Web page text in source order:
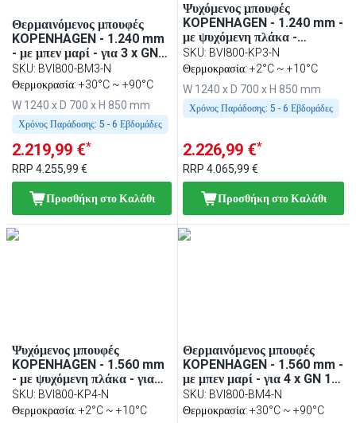
Θερμαινόμενος μπουφές
KOPENHAGEN - 1.240 mm
- με μπεν μαρί - για 3 x GN
1/1 - ανοξείδωτο ατσάλι
SKU: BVI800-BM3-N
Θερμοκρασία: +30°C ~ +90°C
W 1240 x D 700 x H 850 mm
Χρόνος Παράδοσης: 5 - 6 Εβδομάδες
2.219,99 €*
RRP 4.255,99 €
Προσθήκη στο Καλάθι
Ψυχόμενος μπουφές
KOPENHAGEN - 1.240 mm -
με ψυχόμενη πλάκα -
ανοξείδωτο ατσάλι
SKU: BVI800-KP3-N
Θερμοκρασία: +2°C ~ +10°C
W 1240 x D 700 x H 850 mm
Χρόνος Παράδοσης: 5 - 6 Εβδομάδες
2.226,99 €*
RRP4.065,99 €
Προσθήκη στο Καλάθι
Ψυχόμενος μπουφές
KOPENHAGEN - 1.560 mm
- με ψυχόμενη πλάκα - για
GN 1/1 - ανοξείδωτο ατσάλι
SKU: BVI800-KP4-N
Θερμοκρασία: +2°C ~ +10°C
Θερμαινόμενος μπουφές
KOPENHAGEN - 1.560 mm -
με μπεν μαρί - για 4 x GN 1/1
- ανοξείδωτο ατσάλι
SKU: BVI800-BM4-N
Θερμοκρασία: +30°C ~ +90°C